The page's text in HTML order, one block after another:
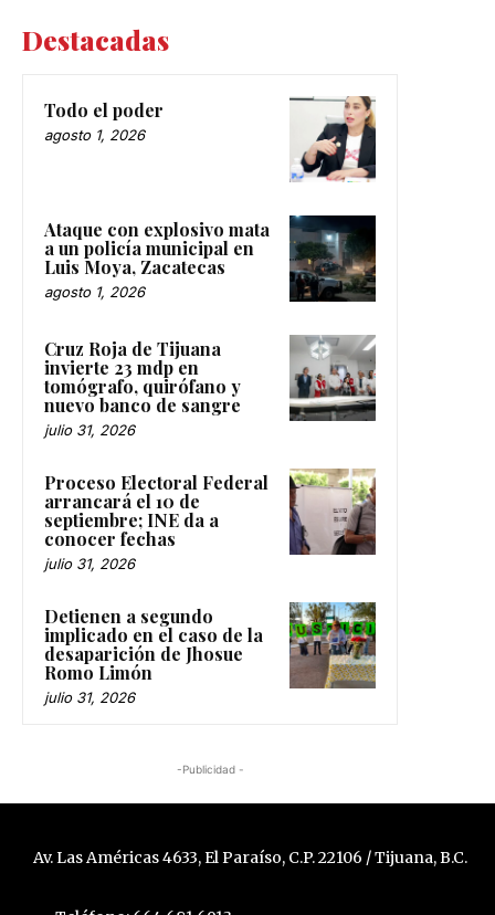
Destacadas
Todo el poder
agosto 1, 2026
Ataque con explosivo mata
a un policía municipal en
Luis Moya, Zacatecas
agosto 1, 2026
Cruz Roja de Tijuana
invierte 23 mdp en
tomógrafo, quirófano y
nuevo banco de sangre
julio 31, 2026
Proceso Electoral Federal
arrancará el 10 de
septiembre; INE da a
conocer fechas
julio 31, 2026
Detienen a segundo
implicado en el caso de la
desaparición de Jhosue
Romo Limón
julio 31, 2026
-Publicidad -
Av. Las Américas 4633, El Paraíso, C.P. 22106 / Tijuana, B.C.